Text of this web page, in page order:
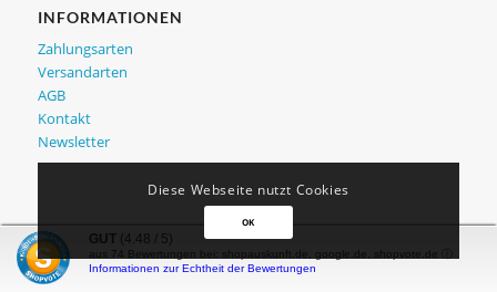
INFORMATIONEN
Zahlungsarten
Versandarten
AGB
Kontakt
Newsletter
ZAHLUNG UND VERSAND
Diese Webseite nutzt Cookies
OK
GUT (4.48 / 5)
aus 74 Bewertungen bei: shopauskunft.de, google.de, shopvote.de ⓘ
Informationen zur Echtheit der Bewertungen